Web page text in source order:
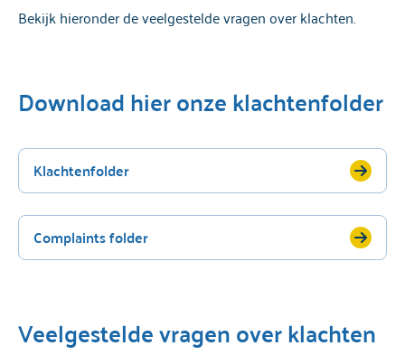
Bekijk hieronder de veelgestelde vragen over klachten.
Download hier onze klachtenfolder
Klachtenfolder
Complaints folder
Veelgestelde vragen over klachten